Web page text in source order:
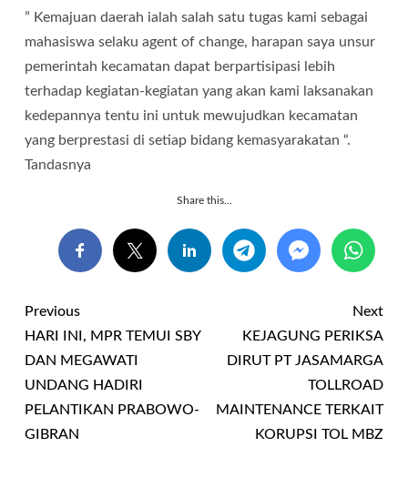
” Kemajuan daerah ialah salah satu tugas kami sebagai
mahasiswa selaku agent of change, harapan saya unsur
pemerintah kecamatan dapat berpartisipasi lebih
terhadap kegiatan-kegiatan yang akan kami laksanakan
kedepannya tentu ini untuk mewujudkan kecamatan
yang berprestasi di setiap bidang kemasyarakatan “.
Tandasnya
Share this...
Previous
HARI INI, MPR TEMUI SBY
DAN MEGAWATI
UNDANG HADIRI
PELANTIKAN PRABOWO-
GIBRAN
Next
KEJAGUNG PERIKSA
DIRUT PT JASAMARGA
TOLLROAD
MAINTENANCE TERKAIT
KORUPSI TOL MBZ